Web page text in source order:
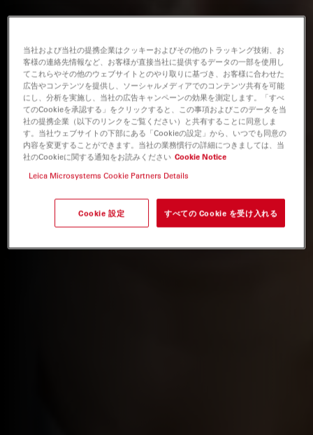
当社および当社の提携企業はクッキーおよびその他のトラッキング技術、お
客様の連絡先情報など、お客様が直接当社に提供するデータの一部を使用し
てこれらやその他のウェブサイトとのやり取りに基づき、お客様に合わせた
広告やコンテンツを提供し、ソーシャルメディアでのコンテンツ共有を可能
にし、分析を実施し、当社の広告キャンペーンの効果を測定します。「すべ
てのCookieを承認する」をクリックすると、この事項およびこのデータを当
社の提携企業（以下のリンクをご覧ください）と共有することに同意しま
す。当社ウェブサイトの下部にある「Cookieの設定」から、いつでも同意の
内容を変更することができます。当社の業務慣行の詳細につきましては、当
社のCookieに関する通知をお読みください Cookie Notice
Leica Microsystems Cookie Partners Details
Cookie 設定 すべての Cookie を受け入れる